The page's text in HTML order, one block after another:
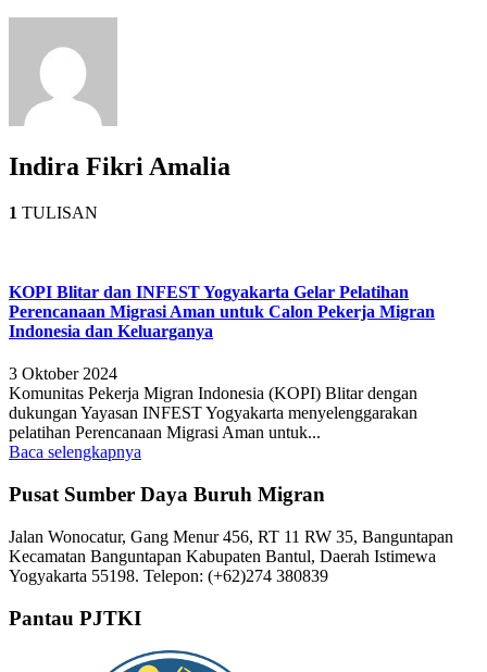
Indira Fikri Amalia
1 TULISAN
KOPI Blitar dan INFEST Yogyakarta Gelar Pelatihan
Perencanaan Migrasi Aman untuk Calon Pekerja Migran
Indonesia dan Keluarganya
3 Oktober 2024
Komunitas Pekerja Migran Indonesia (KOPI) Blitar dengan
dukungan Yayasan INFEST Yogyakarta menyelenggarakan
pelatihan Perencanaan Migrasi Aman untuk...
Baca selengkapnya
Pusat Sumber Daya Buruh Migran
Jalan Wonocatur, Gang Menur 456, RT 11 RW 35, Banguntapan
Kecamatan Banguntapan Kabupaten Bantul, Daerah Istimewa
Yogyakarta 55198. Telepon: (+62)274 380839
Pantau PJTKI